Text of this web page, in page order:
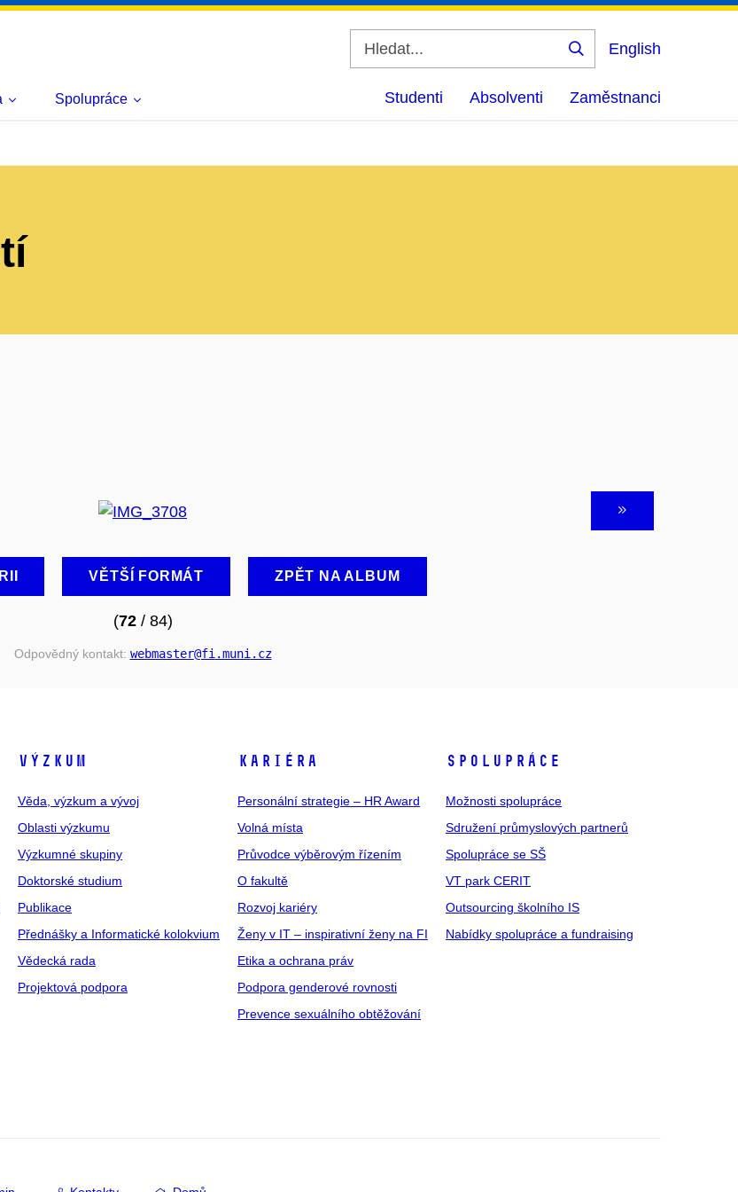
Vyhledat
English
Spolupráce Studenti Absolventi Zaměstnanci
VĚTŠÍ FORMÁT ZPĚT NA ALBUM
(72/ 84)
Odpovědný kontakt: webmaster@fi .muni .cz
VÝZKUM
Věda, výzkum a vývoj
Oblasti výzkumu
Výzkumné skupiny
Doktorské studium
Publikace
Přednášky a Informatické kolokvium
Vědecká rada
Projektová podpora
KARIÉRA
Personální strategie – HR Award
Volná místa
Průvodce výběrovým řízením
O fakultě
Rozvoj kariéry
Ženy v IT – inspirativní ženy na FI
Etika a ochrana práv
Podpora genderové rovnosti
Prevence sexuálního obtěžování
SPOLUPRÁCE
Možnosti spolupráce
Sdružení průmyslových partnerů
Spolupráce se SŠ
VT park CERIT
Outsourcing školního IS
Nabídky spolupráce a fundraising